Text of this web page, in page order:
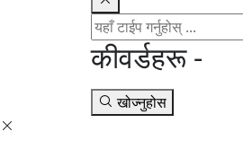
कीवर्डहरू -
खोज्नुहोस